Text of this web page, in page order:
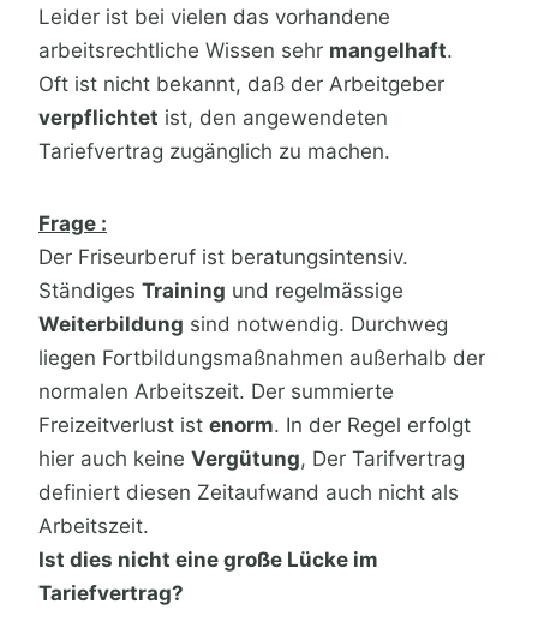
Leider ist bei vielen das vorhandene
arbeitsrechtliche Wissen sehr mangelhaft.
Oft ist nicht bekannt, daß der Arbeitgeber
verpflichtet ist, den angewendeten
Tariefvertrag zugänglich zu machen.
Frage :
Der Friseurberuf ist beratungsintensiv.
Ständiges Training und regelmässige
Weiterbildung sind notwendig. Durchweg
liegen Fortbildungsmaßnahmen außerhalb der
normalen Arbeitszeit. Der summierte
Freizeitverlust ist enorm. In der Regel erfolgt
hier auch keine Vergütung, Der Tarifvertrag
definiert diesen Zeitaufwand auch nicht als
Arbeitszeit.
Ist dies nicht eine große Lücke im
Tariefvertrag?